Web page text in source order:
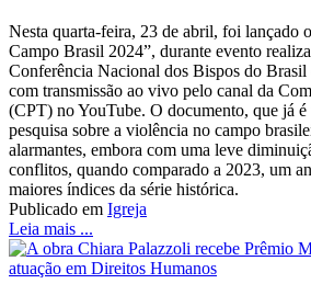
Nesta quarta-feira, 23 de abril, foi lançado
Campo Brasil 2024”, durante evento
Conferência Nacional dos Bispos do
com transmissão ao vivo pelo canal da
(CPT) no YouTube. O documento, que já é
pesquisa sobre a violência no campo
alarmantes, embora com uma leve
conflitos, quando comparado a 2023, um
maiores índices da série histórica.
Publicado em Igreja
Leia mais ...